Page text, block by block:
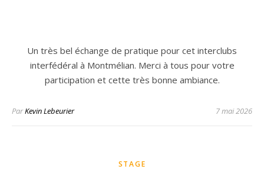
Un très bel échange de pratique pour cet interclubs
interfédéral à Montmélian. Merci à tous pour votre
participation et cette très bonne ambiance.
ParKevin Lebeurier 7 mai 2026
STAGE